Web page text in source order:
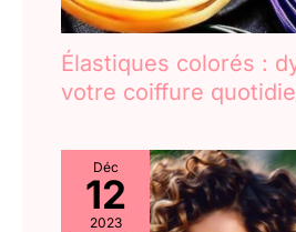
Élastiques colorés :
votre coiffure
Déc
12
2023